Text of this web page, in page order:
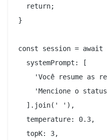
  return;
}
const session = await
  systemPrompt: [
'Você resume as
'Mencione o
  ].join(' '),
  temperature: 0.3,
  topK: 3,